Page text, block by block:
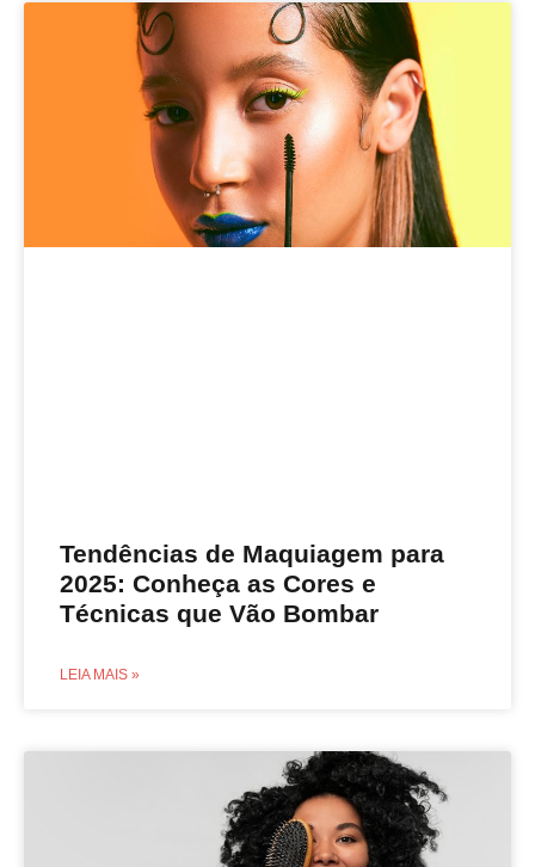
Tendências de Maquiagem para
2025: Conheça as Cores e
Técnicas que Vão Bombar
LEIA MAIS »